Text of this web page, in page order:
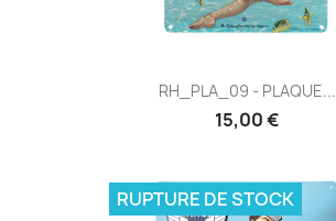
RH_PLA_09 - PLAQUE...
15,00 €
RUPTURE DE STOCK